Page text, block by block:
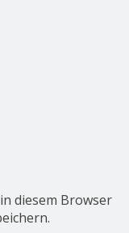
diesem Browser